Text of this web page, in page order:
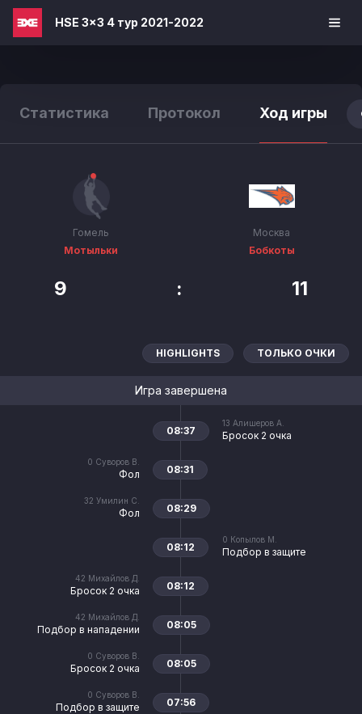
HSE 3x3 4 тур 2021-2022
Статистика Протокол Ход игры
Гомель
Мотыльки
Москва
Бобкоты
9 : 11
HIGHLIGHTS ТОЛЬКО ОЧКИ
Игра завершена
13 Алишеров А.
Бросок 2 очка
08:37
0 Суворов В.
Фол 08:31
32 Умилин С.
Фол 08:29
0 Копылов М.
Подбор в защите
08:12
42 Михайлов Д.
Бросок 2 очка 08:12
42 Михайлов Д.
Подбор в нападении 08:05
0 Суворов В.
Бросок 2 очка 08:05
0 Суворов В.
Подбор в защите 07:56